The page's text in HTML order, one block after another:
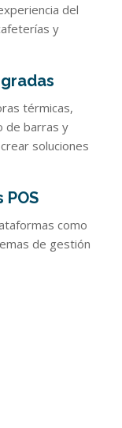
del
y
térmicas,
de barras y
soluciones
como
de gestión